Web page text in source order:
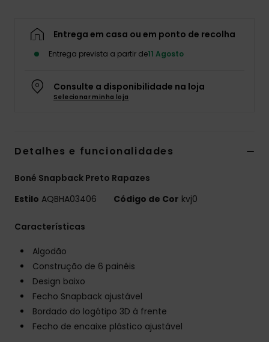
Entrega em casa ou em ponto de recolha
Entrega prevista a partir de11 Agosto
Consulte a disponibilidade na loja
Selecionar minha loja
Detalhes e funcionalidades
Boné Snapback Preto Rapazes
Estilo AQBHA03406 Código de Cor kvj0
Características
Algodão
Construção de 6 painéis
Design baixo
Fecho Snapback ajustável
Bordado do logótipo 3D à frente
Fecho de encaixe plástico ajustável